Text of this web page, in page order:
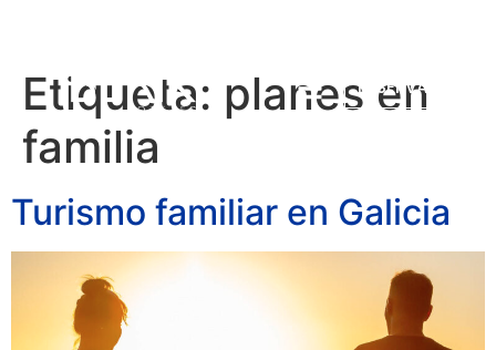
RESERVAR
Etiqueta: planes en
familia
Turismo familiar en Galicia